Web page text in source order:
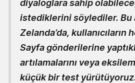
diyaloglara sahip
istediklerini söylediler. Bu
Zelanda’da, kullanıcıların
Sayfa gönderilerine
artılamalarını veya
küçük bir test